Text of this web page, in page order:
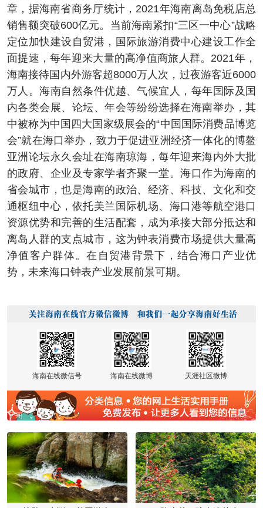
章，据海南省商务厅统计，2021年海南离岛免税店总
销售额突破600亿元。当前海南紧扣“三区一中心”战略
定位加快建设自贸港，国际旅游消费中心建设工作全
面提速，每年迎来大量的高净值商旅人群。2021年，
海南接待国内外游客超8000万人次，过夜游客近6000
万人。海南自然条件优越、气候宜人，每年国际及国
内各类会展、论坛、年会等纷纷选择在海南举办，其
中被称为中国四大国家级展会的“中国国际消费品博览
会”就在海口举办，致力于促进亚洲经济一体化的博鳌
亚洲论坛永久会址在海南琼海，每年迎来海内外大批
的政府、企业及专家学者齐聚一堂。海口作为海南的
省会城市，也是海南的政治、经济、科技、文化和交
通枢纽中心，依托美兰国际机场、海口港等航空港口
资源优势和完善的生活配套，成为承接大部分抵达和
离岛人群的支点城市，这为钟表消费市场提供大量高
净值客户群体。在自贸港背景下，结合海口产业优
势，未来海口钟表产业发展前景可期。
海南在线微信号 海南在线微博 天涯社区微博